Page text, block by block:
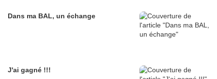
Dans ma BAL, un échange
J'ai gagné !!!